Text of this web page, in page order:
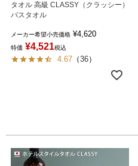
タオル 高級 CLASSY（クラッシー）
バスタオル
メーカー希望小売価格 ¥4,620
特価 ¥4,521税込
4.67 （36）